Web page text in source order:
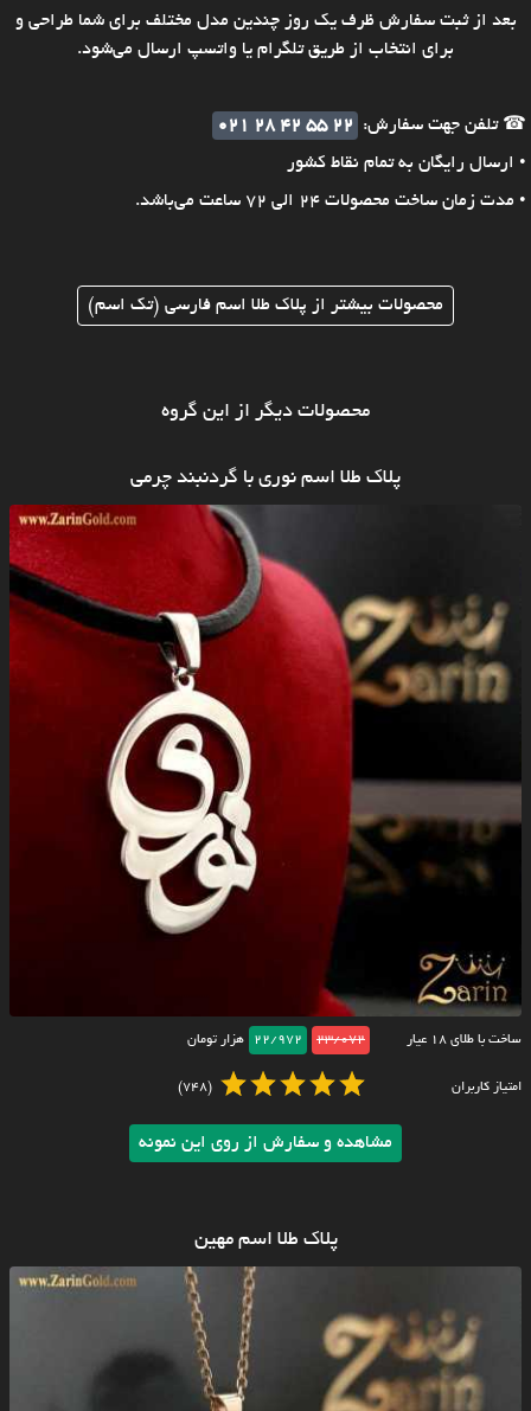
بعد از ثبت سفارش ظرف یک روز چندین مدل مختلف برای شما طراحی و
برای انتخاب از طریق تلگرام یا واتسپ ارسال می‌شود.
☎ تلفن جهت سفارش:
021 28 42 55 22
• ارسال رایگان به تمام نقاط کشور
• مدت زمان ساخت محصولات 24 الی 72 ساعت می‌باشد.
محصولات بیشتر از پلاک طلا اسم فارسی (تک اسم)
محصولات دیگر از این گروه
پلاک طلا اسم نوری با گردنبند چرمی
ساخت با طلای ۱۸ عیار 23/072
22/972 هزار تومان
امتیاز کاربران (748)
مشاهده و سفارش از روی این نمونه
پلاک طلا اسم مهین